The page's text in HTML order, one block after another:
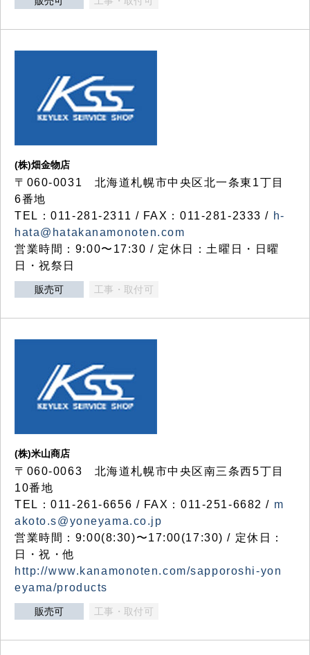
(株)畑金物店
〒060-0031 北海道札幌市中央区北一条東1丁目
6番地
TEL：011-281-2311 / FAX：011-281-2333 / h-
hata@hatakanamonoten.com
営業時間：9:00〜17:30 / 定休日：土曜日・日曜
日・祝祭日
販売可 工事・取付可
(株)米山商店
〒060-0063 北海道札幌市中央区南三条西5丁目
10番地
TEL：011-261-6656 / FAX：011-251-6682 / m
akoto.s@yoneyama.co.jp
営業時間：9:00(8:30)〜17:00(17:30) / 定休日：
日・祝・他
http://www.kanamonoten.com/sapporoshi-yon
eyama/products
販売可 工事・取付可